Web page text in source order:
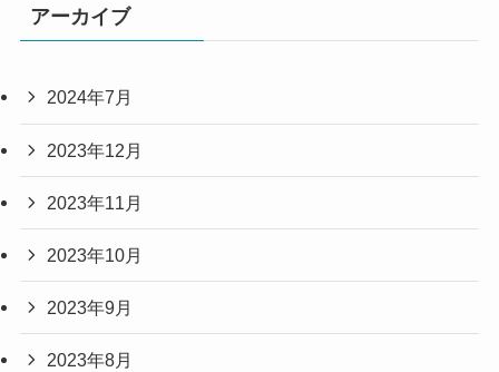
アーカイブ
2024年7月
2023年12月
2023年11月
2023年10月
2023年9月
2023年8月